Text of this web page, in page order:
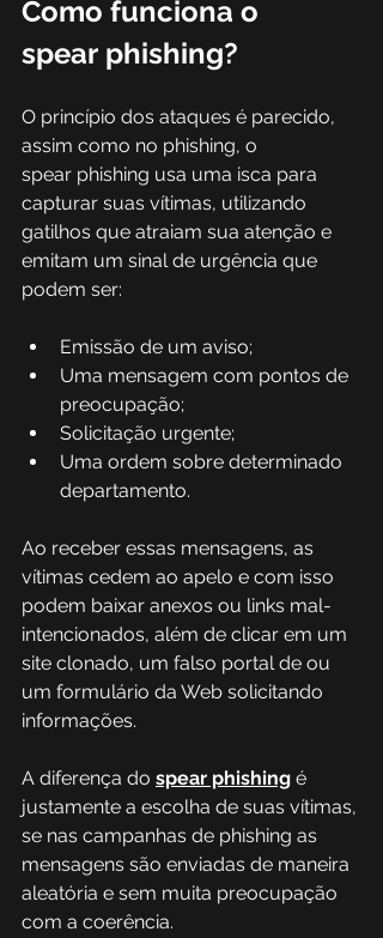
Como funciona o
spear phishing?
O princípio dos ataques é parecido,
assim como no phishing, o
spear phishing usa uma isca para
capturar suas vítimas, utilizando
gatilhos que atraiam sua atenção e
emitam um sinal de urgência que
podem ser:
Emissão de um aviso;
Uma mensagem com pontos de
preocupação;
Solicitação urgente;
Uma ordem sobre determinado
departamento.
Ao receber essas mensagens, as
vítimas cedem ao apelo e com isso
podem baixar anexos ou links mal-
intencionados, além de clicar em um
site clonado, um falso portal de ou
um formulário da Web solicitando
informações.
A diferença do spear phishing é
justamente a escolha de suas vítimas,
se nas campanhas de phishing as
mensagens são enviadas de maneira
aleatória e sem muita preocupação
com a coerência.